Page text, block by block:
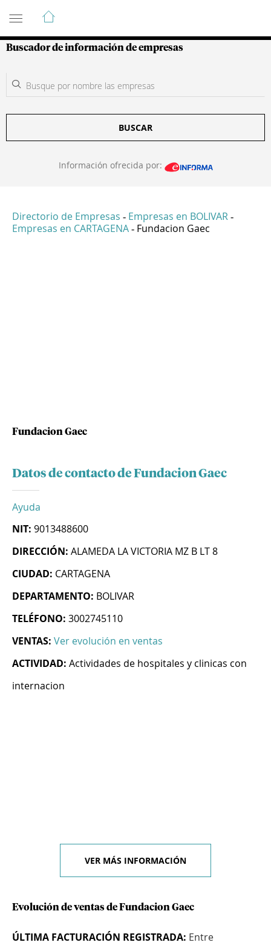
Guía de Empresas Colombianas
Buscador de información de empresas
BUSCAR
Información ofrecida por:
Directorio de Empresas - Empresas en BOLIVAR -
Empresas en CARTAGENA - Fundacion Gaec
Fundacion Gaec
Datos de contacto de Fundacion Gaec
Ayuda
NIT: 9013488600
DIRECCIÓN: ALAMEDA LA VICTORIA MZ B LT 8
CIUDAD: CARTAGENA
DEPARTAMENTO: BOLIVAR
TELÉFONO: 3002745110
VENTAS: Ver evolución en ventas
ACTIVIDAD: Actividades de hospitales y clinicas con
internacion
VER MÁS INFORMACIÓN
Evolución de ventas de Fundacion Gaec
ÚLTIMA FACTURACIÓN REGISTRADA: Entre